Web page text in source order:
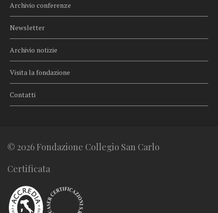
Archivio conferenze
Newsletter
Archivio notizie
Visita la fondazione
Contatti
© 2026 Fondazione Collegio San Carlo
Certificata